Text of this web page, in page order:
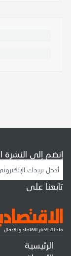
الرئيسية
إنضم إلى النشرة
تابعنا على